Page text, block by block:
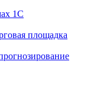
1С
площадка